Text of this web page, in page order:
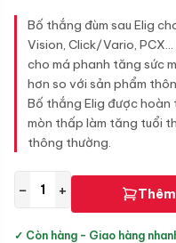
Bố thắng đùm sau Elig
Vision, Click/Vario,
cho má phanh tăng sức
hơn so với sản phẩm
Bố thắng Elig được hoàn
mòn thấp làm tăng tuổi
thông thường.
− +
✓ Còn hàng - Giao hàng